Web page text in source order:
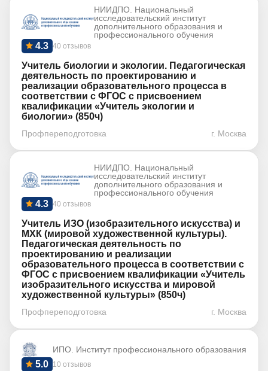
НИИДПО. Национальный
исследовательский институт
дополнительного образования и
профессионального обучения
40 отзывов
4.3
Учитель биологии и экологии. Педагогическая
деятельность по проектированию и
реализации образовательного процесса в
соответствии с ФГОС с присвоением
квалификации «Учитель экологии и
биологии» (850ч)
Профпереподготовка г. Москва
НИИДПО. Национальный
исследовательский институт
дополнительного образования и
профессионального обучения
40 отзывов
4.3
Учитель ИЗО (изобразительного искусства) и
МХК (мировой художественной культуры).
Педагогическая деятельность по
проектированию и реализации
образовательного процесса в соответствии с
ФГОС с присвоением квалификации «Учитель
изобразительного искусства и мировой
художественной культуры» (850ч)
Профпереподготовка г. Москва
ИПО. Институт профессионального образования
10 отзывов
5.0